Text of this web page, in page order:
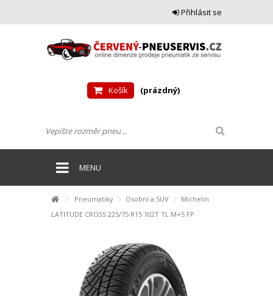
Přihlásit se
Košík (prázdný)
MENU
Pneumatiky Osobní a SUV
Michelin
LATITUDE CROSS 225/75 R15 102T TL M+S FP